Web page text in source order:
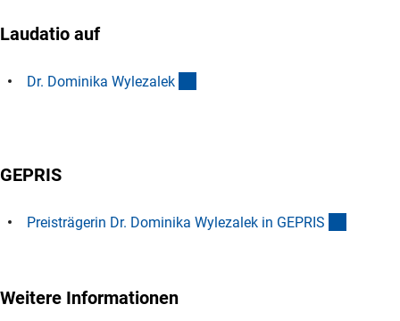
Laudatio auf
Dr. Dominika Wylezalek
GEPRIS
Preisträgerin Dr. Dominika Wylezalek in GEPRI S
Weitere Informationen